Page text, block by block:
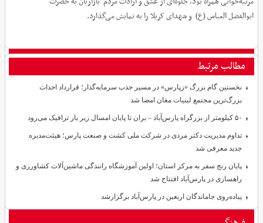
ابوالفضل العباس (ع) و شهدای کربلا را به نمایش می‌گذارد.
مطالب مرتبط
نخستین گام بزرگ «زپارس» در مسیر جذب سرمایه‌گذار؛ قرارداد احداث
بزرگ‌ترین مجتمع لبنیات مغان امضا شد
۵۰ کیلومتر از بزرگراه پارس‌آباد – بران تا پایان امسال زیر بار ترافیک می‌رود
تداوم مدیریت دکتر مردی در شرکت ملی کشت و صنعت پارس؛ هیئت‌مدیره
جدید معرفی شد
پایان رنج سفر به مرکز استان؛ اولین آموزشگاه رانندگی ماشین‌آلات کشاورزی و
راهسازی در پارس‌آباد افتتاح شد
پیاده‌روی جاماندگان اربعین در پارس‌آباد برگزارشد